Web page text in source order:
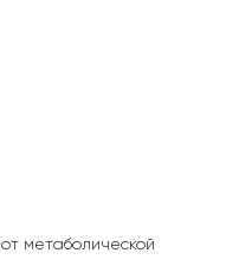
метаболической